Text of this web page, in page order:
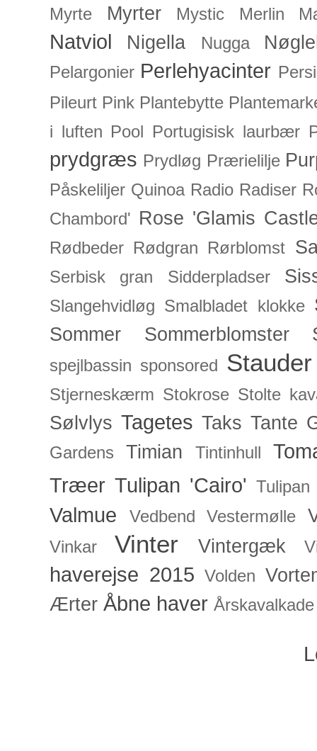
Myrte Myrter Mystic Merlin
Natviol Nigella Nugga
Pelargonier Perlehyacinter
Pileurt Pink Plantebytte
i luften
Pool Portugisisk laurbær
prydgræs Prydløg Prærielilje
Påskeliljer Quinoa Radio Radiser
Chambord' Rose 'Glamis
Rødbeder Rødgran Rørblomst
Serbisk gran Sidderpladser
Slangehvidløg Smalbladet klokke
Sommer Sommerblomster
spejlbassin sponsored Stauder
Stjerneskærm Stokrose Stolte
Sølvlys Tagetes Taks Tante
Gardens Timian Tintinhull
Træer Tulipan 'Cairo'
Valmue Vedbend Vestermølle
Vinkar Vinter Vintergæk
haverejse 2015 Volden
Ærter Åbne haver Årskavalkade